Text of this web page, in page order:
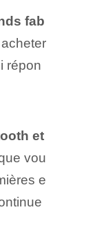
fab
répon
et
vou
e